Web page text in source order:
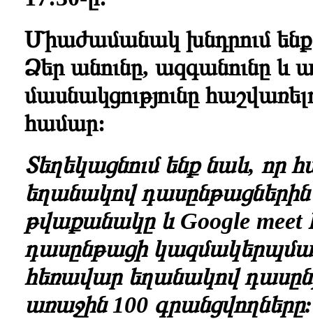
Միաժամանակ խնդրում ենք
Ձեր անունը, ազգանունը և
մասնակցությունը
համար:
Տեղեկացնում ենք նաև, որ հ
եղանակով
թվաքանակը և Google
դասընթացի
հեռավար եղանակով
առաջին 100 գրանցվողները: